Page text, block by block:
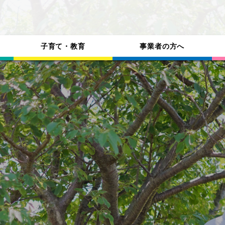
子育て・教育 事業者の方へ